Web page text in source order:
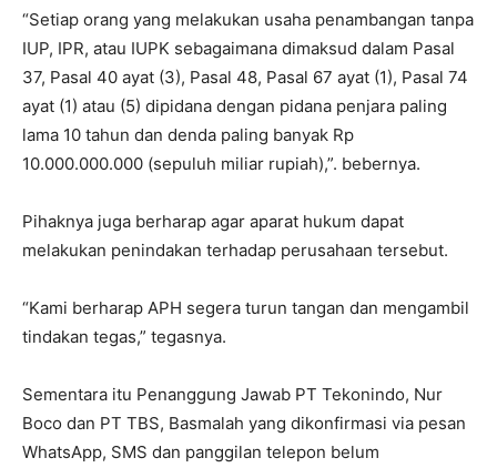
“Setiap orang yang melakukan usaha penambangan tanpa
IUP, IPR, atau IUPK sebagaimana dimaksud dalam Pasal
37, Pasal 40 ayat (3), Pasal 48, Pasal 67 ayat (1), Pasal 74
ayat (1) atau (5) dipidana dengan pidana penjara paling
lama 10 tahun dan denda paling banyak Rp
10.000.000.000 (sepuluh miliar rupiah),”. bebernya.
Pihaknya juga berharap agar aparat hukum dapat
melakukan penindakan terhadap perusahaan tersebut.
“Kami berharap APH segera turun tangan dan mengambil
tindakan tegas,” tegasnya.
Sementara itu Penanggung Jawab PT Tekonindo, Nur
Boco dan PT TBS, Basmalah yang dikonfirmasi via pesan
WhatsApp, SMS dan panggilan telepon belum